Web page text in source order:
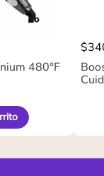
480°F
$